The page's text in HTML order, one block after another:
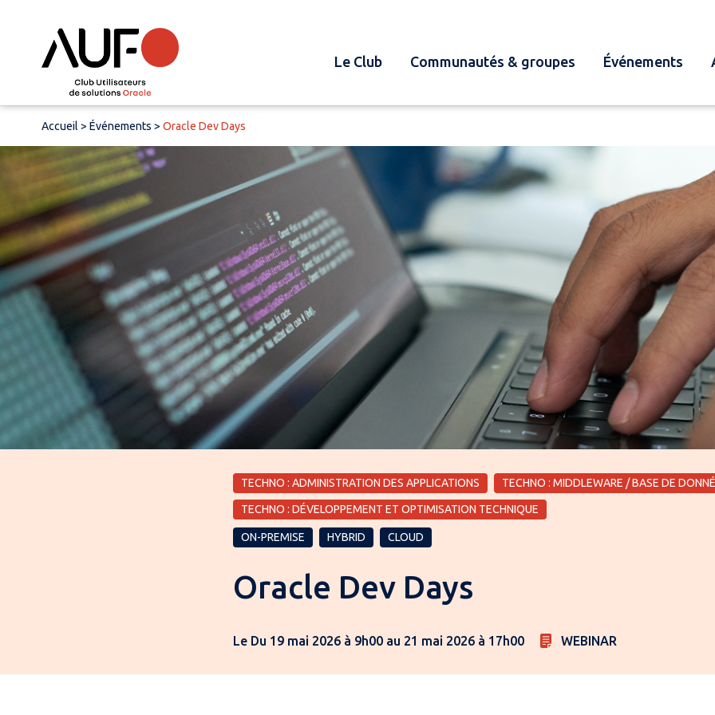
Le Club Communautés & groupes Événements
Accueil > Événements > Oracle Dev Days
TECHNO : ADMINISTRATION DES APPLICATIONS TECHNO : MIDDLEWARE / BASE DE
TECHNO : DÉVELOPPEMENT ET OPTIMISATION TECHNIQUE
ON-PREMISE HYBRID CLOUD
Oracle Dev Days
Le Du 19 mai 2026 à 9h00 au 21 mai 2026 à 17h00 WEBINAR